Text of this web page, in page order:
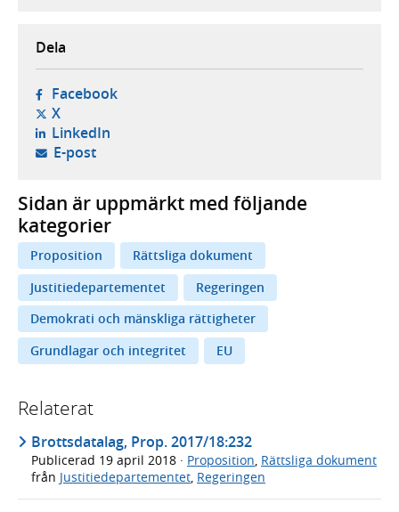
Dela
Facebook- öppnas i ny flik, extern webbplats,
X- öppnas i ny flik, extern webbplats,
LinkedIn- öppnas i ny flik, extern webbplats,
E-post- öppnar din e-postklient,
Sidan är uppmärkt med följande
kategorier
Proposition
Rättsliga dokument
Justitiedepartementet
Regeringen
Demokrati och mänskliga rättigheter
Grundlagar och integritet
EU
Relaterat
Brottsdatalag, Prop. 2017/18:232
Publicerad 19 april 2018 · Proposition, Rättsliga dokument
från Justitiedepartementet, Regeringen